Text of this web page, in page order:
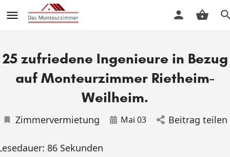
25 zufriedene Ingenieure in Bezug
auf Monteurzimmer Rietheim-
Weilheim.
Zimmervermietung Mai 03 Beitrag teilen
86 Sekunden